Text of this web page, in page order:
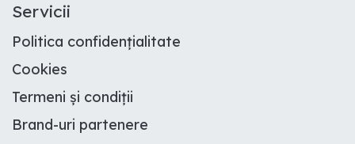
Servicii
Politica confidențialitate
Cookies
Termeni și condiții
Brand-uri partenere